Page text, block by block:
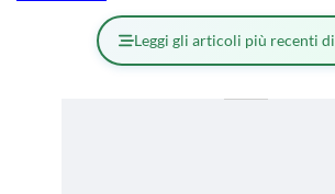
Leggi gli articoli più recenti di